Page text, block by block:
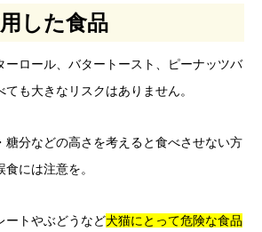
した食品
ーロール、バタートースト、ピーナッツバ
も大きなリスクはありません。
糖分などの高さを考えると食べさせない方
には注意を。
ートやぶどうなど犬猫にとって危険な食品